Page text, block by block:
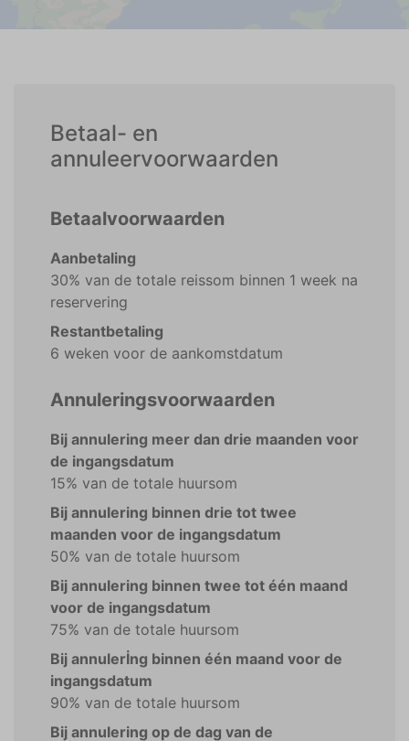
Betaal- en
annuleervoorwaarden
Betaalvoorwaarden
Aanbetaling
30% van de totale reissom binnen 1 week na
reservering
Restantbetaling
6 weken voor de aankomstdatum
Annuleringsvoorwaarden
Bij annulering meer dan drie maanden voor
de ingangsdatum
15% van de totale huursom
Bij annulering binnen drie tot twee
maanden voor de ingangsdatum
50% van de totale huursom
Bij annulering binnen twee tot één maand
voor de ingangsdatum
75% van de totale huursom
Bij annulerİng binnen één maand voor de
ingangsdatum
90% van de totale huursom
Bij annulering op de dag van de